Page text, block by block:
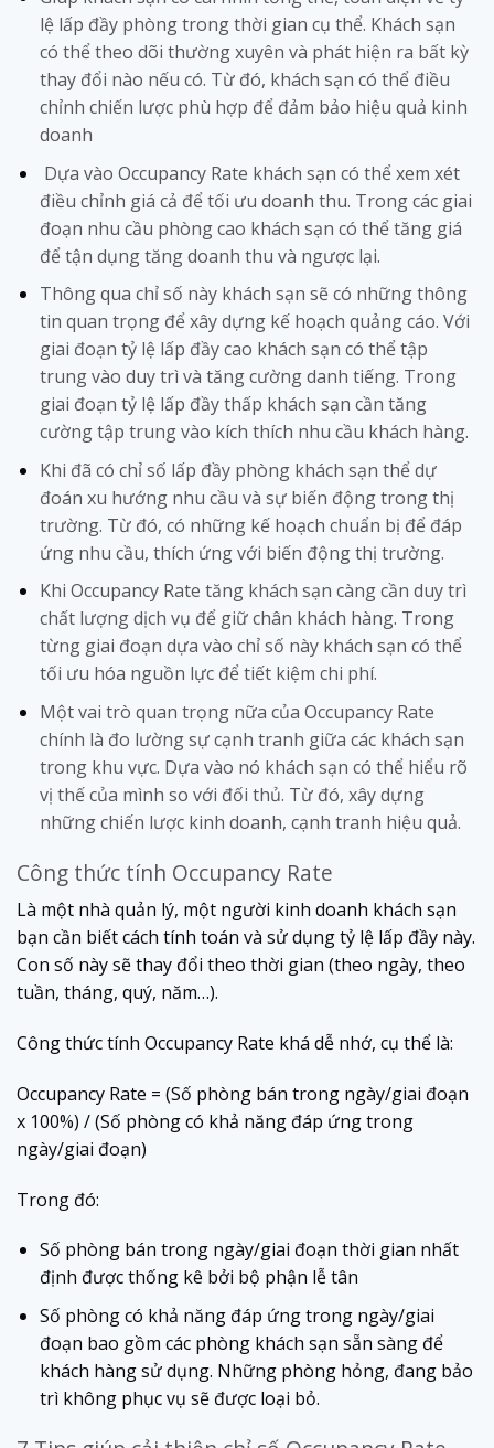
lệ lấp đầy phòng trong thời gian cụ thể. Khách sạn
có thể theo dõi thường xuyên và phát hiện ra bất kỳ
thay đổi nào nếu có. Từ đó, khách sạn có thể điều
chỉnh chiến lược phù hợp để đảm bảo hiệu quả kinh
doanh
Dựa vào Occupancy Rate khách sạn có thể xem xét
điều chỉnh giá cả để tối ưu doanh thu. Trong các giai
đoạn nhu cầu phòng cao khách sạn có thể tăng giá
để tận dụng tăng doanh thu và ngược lại.
Thông qua chỉ số này khách sạn sẽ có những thông
tin quan trọng để xây dựng kế hoạch quảng cáo. Với
giai đoạn tỷ lệ lấp đầy cao khách sạn có thể tập
trung vào duy trì và tăng cường danh tiếng. Trong
giai đoạn tỷ lệ lấp đầy thấp khách sạn cần tăng
cường tập trung vào kích thích nhu cầu khách hàng.
Khi đã có chỉ số lấp đầy phòng khách sạn thể dự
đoán xu hướng nhu cầu và sự biến động trong thị
trường. Từ đó, có những kế hoạch chuẩn bị để đáp
ứng nhu cầu, thích ứng với biến động thị trường.
Khi Occupancy Rate tăng khách sạn càng cần duy trì
chất lượng dịch vụ để giữ chân khách hàng. Trong
từng giai đoạn dựa vào chỉ số này khách sạn có thể
tối ưu hóa nguồn lực để tiết kiệm chi phí.
Một vai trò quan trọng nữa của Occupancy Rate
chính là đo lường sự cạnh tranh giữa các khách sạn
trong khu vực. Dựa vào nó khách sạn có thể hiểu rõ
vị thế của mình so với đối thủ. Từ đó, xây dựng
những chiến lược kinh doanh, cạnh tranh hiệu quả.
Công thức tính Occupancy Rate
Là một nhà quản lý, một người kinh doanh khách sạn
bạn cần biết cách tính toán và sử dụng tỷ lệ lấp đầy này.
Con số này sẽ thay đổi theo thời gian (theo ngày, theo
tuần, tháng, quý, năm…).
Công thức tính Occupancy Rate khá dễ nhớ, cụ thể là:
Occupancy Rate = (Số phòng bán trong ngày/giai đoạn
x 100%) / (Số phòng có khả năng đáp ứng trong
ngày/giai đoạn)
Trong đó:
Số phòng bán trong ngày/giai đoạn thời gian nhất
định được thống kê bởi bộ phận lễ tân
Số phòng có khả năng đáp ứng trong ngày/giai
đoạn bao gồm các phòng khách sạn sẵn sàng để
khách hàng sử dụng. Những phòng hỏng, đang bảo
trì không phục vụ sẽ được loại bỏ.